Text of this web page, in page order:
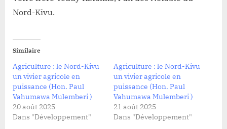
Nord-Kivu.
Similaire
Agriculture : le Nord-Kivu
un vivier agricole en
puissance (Hon. Paul
Vahumawa Mulemberi )
20 août 2025
Dans "Développement"
Agriculture : le Nord-Kivu
un vivier agricole en
puissance (Hon. Paul
Vahumawa Mulemberi )
21 août 2025
Dans "Développement"